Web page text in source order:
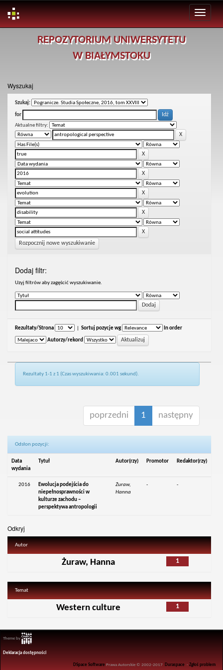
REPOZYTORIUM UNIWERSYTETU
W BIAŁYMSTOKU
Wyszukaj
Szukaj:
for
Aktualne filtry:
Rozpocznij nowe wyszukiwanie
Dodaj filtr:
Uzyj filtrów aby zagęścić wyszukiwanie.
Rezultaty/Strona Sortuj pozycje wg In order
Autorzy/rekord
Rezultaty 1-1 z 1 (Czas wyszukiwania: 0.001 sekund).
poprzedni 1 następny
Odsłon pozycji:
Data
wydania
Tytuł Autor(rzy) Promotor Redaktor(rzy)
2016
Ewolucja podejścia do
niepełnosprawności w
kulturze zachodu –
perspektywa antropologii
Żuraw,
Hanna
- -
Odkryj
Autor
1
Żuraw, Hanna
Temat
1
Western culture
Theme by
Deklaracja dostępności
DSpace Software Prawa Autorskie © 2002-2017 Duraspace -Zgłoś problem